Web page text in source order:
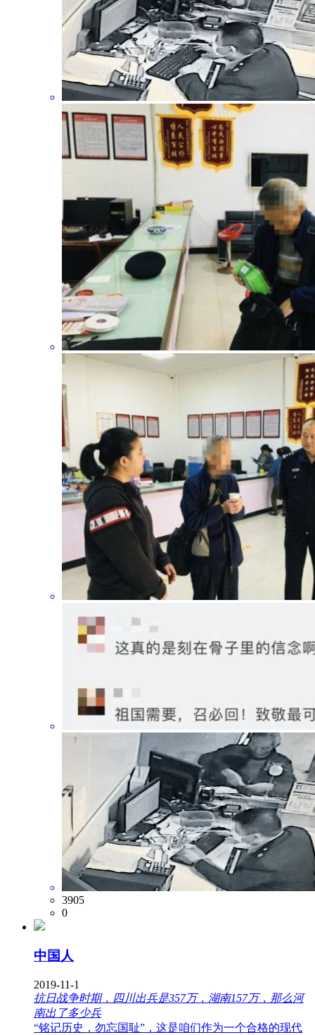
3905
0
中国人
2019-11-1
抗日战争时期，四川出兵是357万，湖南157万，那么河
南出了多少兵
“铭记历史，勿忘国耻”，这是咱们作为一个合格的现代